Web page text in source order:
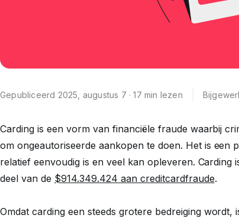
Gepubliceerd 2025, augustus 7 · 17 min lezen
Carding is een vorm van financiële fraude waarbij
om ongeautoriseerde aankopen te doen. Het is
relatief eenvoudig is en veel kan opleveren.
deel van de $914.349.424 aan creditcardfraude.
Omdat carding een steeds grotere bedreiging